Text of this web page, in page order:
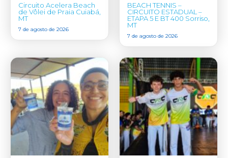
Circuito Acelera Beach
de Vôlei de Praia Cuiabá,
MT
7 de agosto de 2026
BEACH TENNIS –
CIRCUITO ESTADUAL –
ETAPA 5 E BT 400 Sorriso,
MT
7 de agosto de 2026